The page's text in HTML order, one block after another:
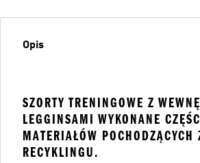
Opis
SZORTY TRENINGOWE Z
LEGGINSAMI WYKONANE
MATERIAŁÓW POCHODZĄCYCH
RECYKLINGU.